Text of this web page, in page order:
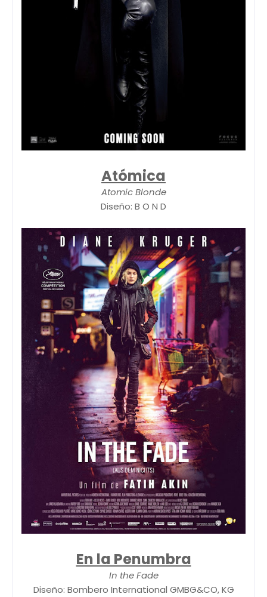
Atómica
Atomic Blonde
Diseño: B O N D
En la Penumbra
In the Fade
Diseño: Bombero International GMBG&CO, KG